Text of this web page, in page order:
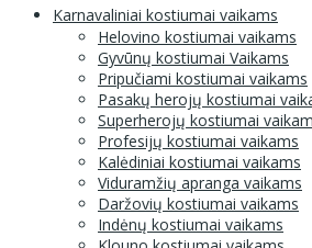
Karnavaliniai kostiumai vaikams
Helovino kostiumai vaikams
Gyvūnų kostiumai Vaikams
Pripučiami kostiumai vaikams
Pasakų herojų kostiumai
Superherojų kostiumai
Profesijų kostiumai vaikams
Kalėdiniai kostiumai vaikams
Viduramžių apranga vaikams
Daržovių kostiumai vaikams
Indėnų kostiumai vaikams